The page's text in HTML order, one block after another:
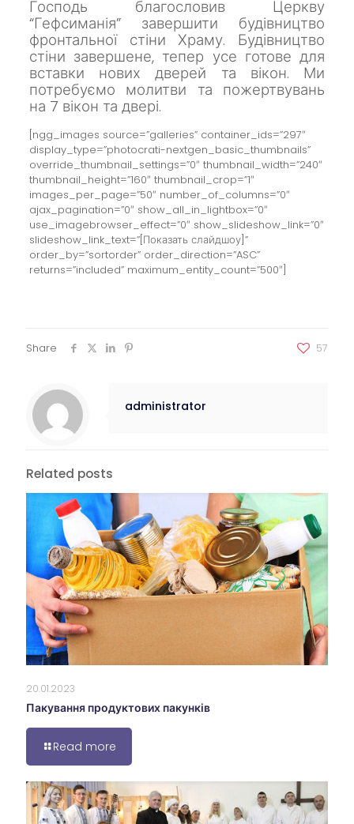
Господь благословив Церкву
“Гефсиманія” завершити будівництво
фронтальної стіни Храму. Будівництво
стіни завершене, тепер усе готове для
вставки нових дверей та вікон. Ми
потребуємо молитви та пожертвувань
на 7 вікон та двері.
[ngg_images source=”galleries” container_ids=”297″
display_type=”photocrati-nextgen_basic_thumbnails”
override_thumbnail_settings=”0″ thumbnail_width=”240″
thumbnail_height=”160″ thumbnail_crop=”1″
images_per_page=”50″ number_of_columns=”0″
ajax_pagination=”0″ show_all_in_lightbox=”0″
use_imagebrowser_effect=”0″ show_slideshow_link=”0″
slideshow_link_text=”[Показать слайдшоу]”
order_by=”sortorder” order_direction=”ASC”
returns=”included” maximum_entity_count=”500″]
Share 57
administrator
Related posts
20.01.2023
Пакування продуктових пакунків
Read more